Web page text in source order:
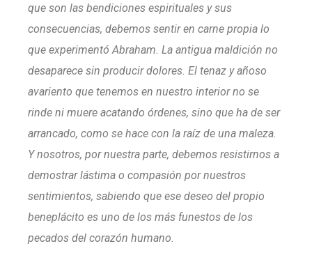
que son las bendiciones espirituales y sus
consecuencias, debemos sentir en carne propia lo
que experimentó Abraham. La antigua maldición no
desaparece sin producir dolores. El tenaz y añoso
avariento que tenemos en nuestro interior no se
rinde ni muere acatando órdenes, sino que ha de ser
arrancado, como se hace con la raíz de una maleza.
Y nosotros, por nuestra parte, debemos resistirnos a
demostrar lástima o compasión por nuestros
sentimientos, sabiendo que ese deseo del propio
beneplácito es uno de los más funestos de los
pecados del corazón humano.